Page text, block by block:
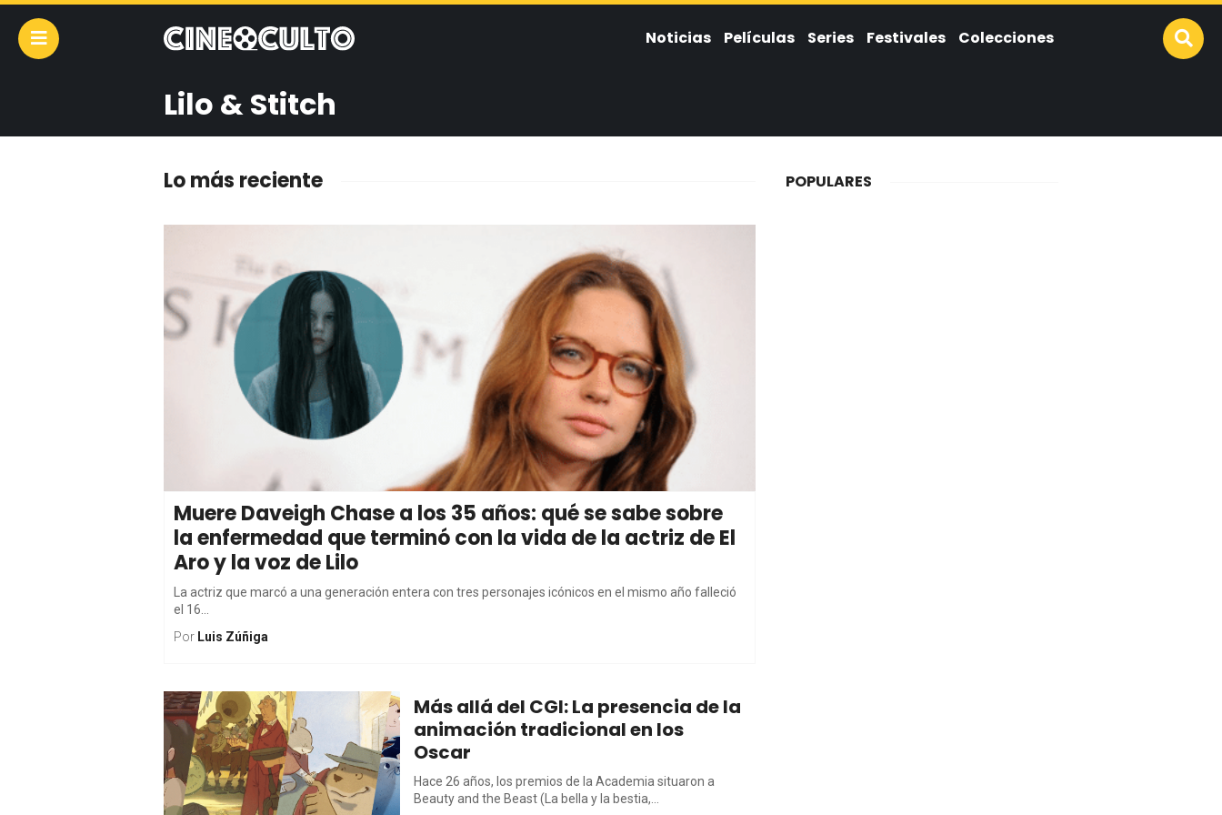
Noticias Películas Series Festivales Colecciones
Lilo & Stitch
Lo más reciente
Muere Daveigh Chase a los 35 años: qué se sabe sobre
la enfermedad que terminó con la vida de la actriz de El
Aro y la voz de Lilo
La actriz que marcó a una generación entera con tres personajes icónicos en el mismo año falleció
el 16...
Por Luis Zúñiga
Más allá del CGI: La presencia de la
animación tradicional en los
Oscar
Hace 26 años, los premios de la Academia situaron a
Beauty and the Beast (La bella y la bestia,...
POPULARES